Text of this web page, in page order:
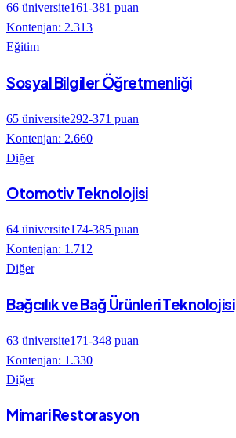
66 üniversite161-381 puan
Kontenjan: 2.313
Eğitim
Sosyal Bilgiler Öğretmenliği
65 üniversite292-371 puan
Kontenjan: 2.660
Diğer
Otomotiv Teknolojisi
64 üniversite174-385 puan
Kontenjan: 1.712
Diğer
Bağcılık ve Bağ Ürünleri Teknolojisi
63 üniversite171-348 puan
Kontenjan: 1.330
Diğer
Mimari Restorasyon